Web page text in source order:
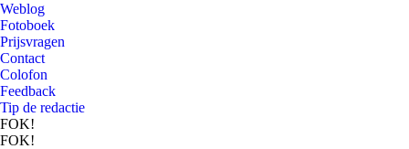
Weblog
Fotoboek
Prijsvragen
Contact
Colofon
Feedback
Tip de redactie
FOK!
FOK!